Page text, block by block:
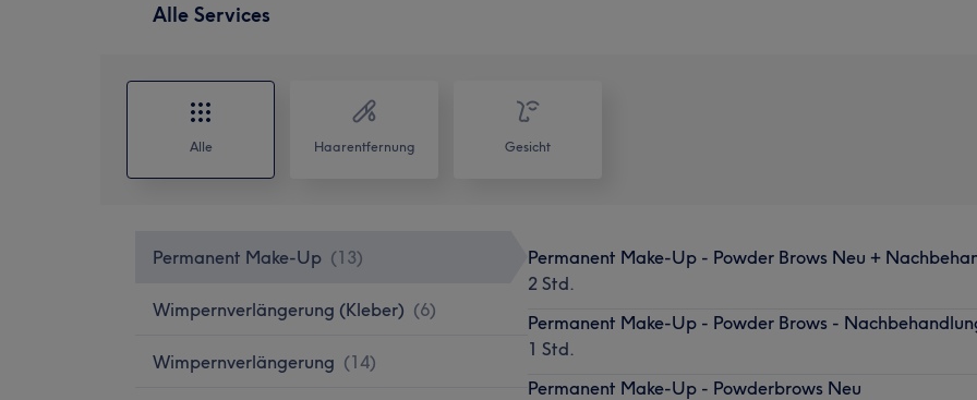
Alle Services
Alle Haarentfernung Gesicht
Permanent Make-Up (13)
Wimpernverlängerung (Kleber) (6)
Wimpernverlängerung (14)
Permanent Make-Up - Powder Brows Neu +
2 Std.
Permanent Make-Up - Powder Brows -
1 Std.
Permanent Make-Up - Powderbrows Neu